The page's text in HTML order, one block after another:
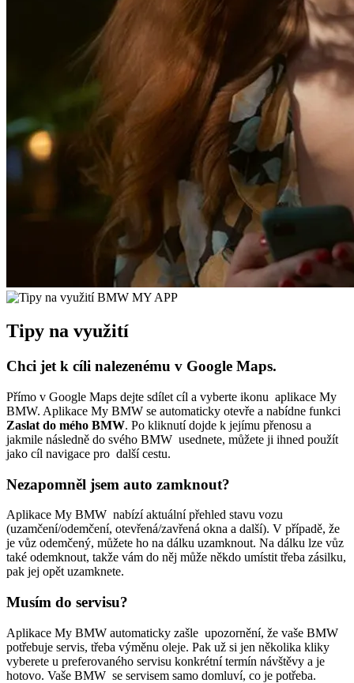
Tipy na využití
Chci jet k cíli nalezenému v Google Maps.
Přímo v Google Maps dejte sdílet cíl a vyberte ikonu aplikace My
BMW. Aplikace My BMW se automaticky otevře a nabídne funkci
Zaslat do mého BMW. Po kliknutí dojde k jejímu přenosu a
jakmile následně do svého BMW usednete, můžete ji ihned použít
jako cíl navigace pro další cestu.
Nezapomněl jsem auto zamknout?
Aplikace My BMW nabízí aktuální přehled stavu vozu
(uzamčení/odemčení, otevřená/zavřená okna a další). V případě, že
je vůz odemčený, můžete ho na dálku uzamknout. Na dálku lze vůz
také odemknout, takže vám do něj může někdo umístit třeba zásilku,
pak jej opět uzamknete.
Musím do servisu?
Aplikace My BMW automaticky zašle upozornění, že vaše BMW
potřebuje servis, třeba výměnu oleje. Pak už si jen několika kliky
vyberete u preferovaného servisu konkrétní termín návštěvy a je
hotovo. Vaše BMW se servisem samo domluví, co je potřeba.